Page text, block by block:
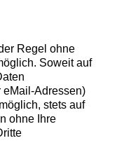
Regel ohne
Soweit auf
eMail-Adressen)
stets auf
ohne Ihre